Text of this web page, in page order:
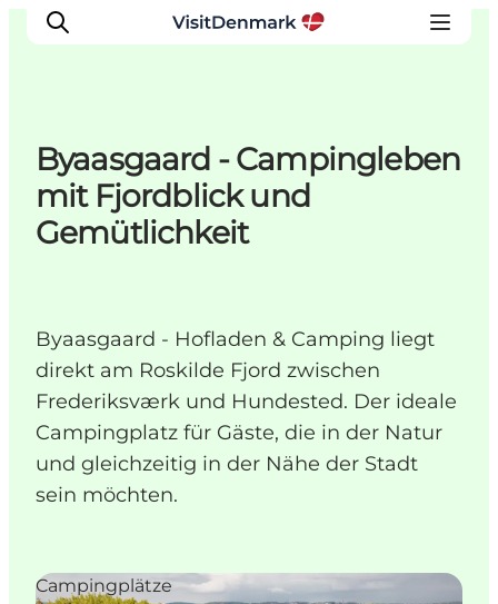
Inspiration
Regionen
Erlebnisse
Byaasgaard - Campingleben
mit Fjordblick und
Gemütlichkeit
Byaasgaard - Hofladen & Camping liegt
direkt am Roskilde Fjord zwischen
Frederiksværk und Hundested. Der ideale
Campingplatz für Gäste, die in der Natur
und gleichzeitig in der Nähe der Stadt
sein möchten.
Campingplätze